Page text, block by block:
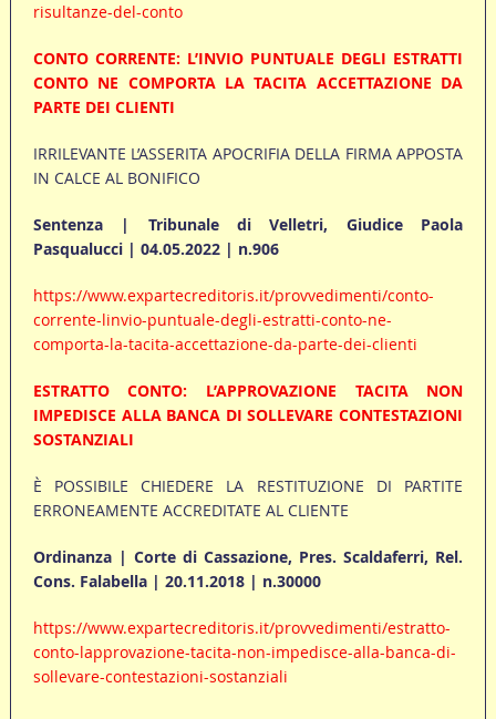
risultanze-del-conto
CONTO CORRENTE: L’INVIO PUNTUALE DEGLI ESTRATTI
CONTO NE COMPORTA LA TACITA ACCETTAZIONE DA
PARTE DEI CLIENTI
IRRILEVANTE L’ASSERITA APOCRIFIA DELLA FIRMA APPOSTA
IN CALCE AL BONIFICO
Sentenza | Tribunale di Velletri, Giudice Paola
Pasqualucci | 04.05.2022 | n.906
https://www.expartecreditoris.it/provvedimenti/conto-
corrente-linvio-puntuale-degli-estratti-conto-ne-
comporta-la-tacita-accettazione-da-parte-dei-clienti
ESTRATTO CONTO: L’APPROVAZIONE TACITA NON
IMPEDISCE ALLA BANCA DI SOLLEVARE CONTESTAZIONI
SOSTANZIALI
È POSSIBILE CHIEDERE LA RESTITUZIONE DI PARTITE
ERRONEAMENTE ACCREDITATE AL CLIENTE
Ordinanza | Corte di Cassazione, Pres. Scaldaferri, Rel.
Cons. Falabella | 20.11.2018 | n.30000
https://www.expartecreditoris.it/provvedimenti/estratto-
conto-lapprovazione-tacita-non-impedisce-alla-banca-di-
sollevare-contestazioni-sostanziali